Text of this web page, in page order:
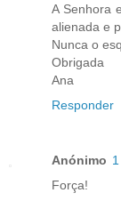
A Senhora
alienada e
Nunca o
Obrigada
Ana
Responder
Anónimo
Força!